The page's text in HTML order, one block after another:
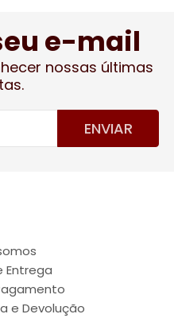
e-mail
nossas últimas
ENVIAR
Entrega
e Devolução